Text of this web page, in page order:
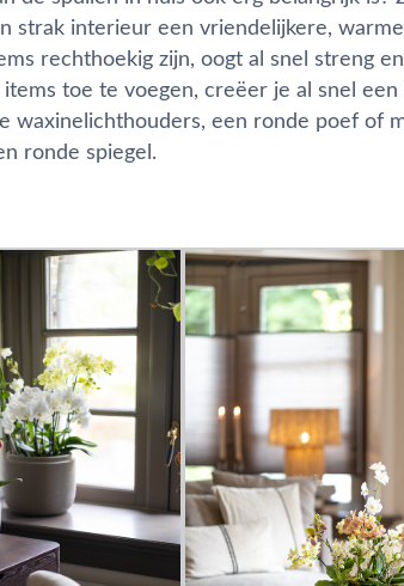
strak interieur een vriendelijkere,
rechthoekig zijn, oogt al snel streng
toe te voegen, creëer je al snel een
waxinelichthouders, een ronde poef of
ronde spiegel.